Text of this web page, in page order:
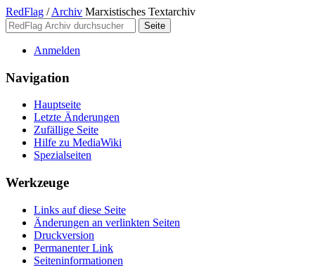
RedFlag / Archiv Marxistisches Textarchiv
Anmelden
Navigation
Hauptseite
Letzte Änderungen
Zufällige Seite
Hilfe zu MediaWiki
Spezialseiten
Werkzeuge
Links auf diese Seite
Änderungen an verlinkten Seiten
Druckversion
Permanenter Link
Seiten­­informationen